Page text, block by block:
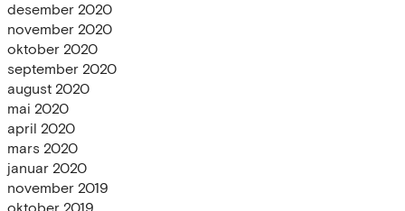
desember 2020
november 2020
oktober 2020
september 2020
august 2020
mai 2020
april 2020
mars 2020
januar 2020
november 2019
oktober 2019